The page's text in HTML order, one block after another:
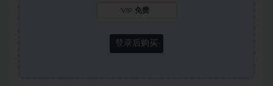
VIP 免费
登录后购买